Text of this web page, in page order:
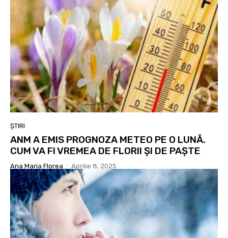
ȘTIRI
ANM A EMIS PROGNOZA METEO PE O LUNĂ.
CUM VA FI VREMEA DE FLORII ȘI DE PAȘTE
Ana Maria Florea - Aprilie 8, 2025